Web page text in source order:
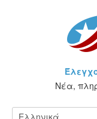
Νέα,